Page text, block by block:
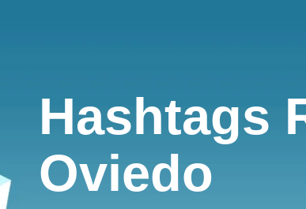
Hashtags
Oviedo